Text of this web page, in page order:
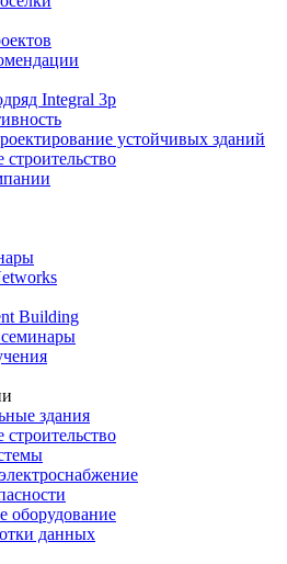
Integral 3p
устойчивых зданий
строительство
Building
здания
строительство
оборудование
данных